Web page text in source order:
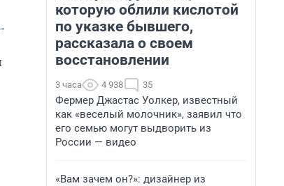
которую облили кислотой
по указке бывшего,
рассказала о своем
восстановлении
3 часа 4 938 35
Фермер Джастас Уолкер, известный
как «веселый молочник», заявил что
его семью могут выдворить из
России — видео
«Вам зачем он?»: дизайнер из